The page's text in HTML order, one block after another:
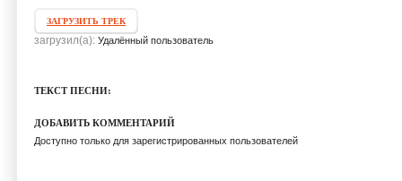
ЗАГРУЗИТЬ ТРЕК
загрузил(а): Удалённый пользователь
ТЕКСТ ПЕСНИ:
ДОБАВИТЬ КОММЕНТАРИЙ
Доступно только для зарегистрированных пользователей